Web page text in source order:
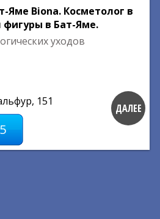
Яме Biona. Косметолог в
фигуры в Бат-Яме.
уходов
151
ДАЛЕЕ